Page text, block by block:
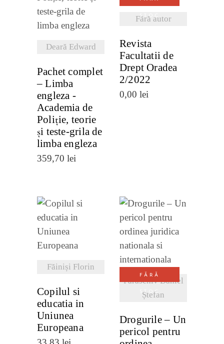
Deară Edward
DETALII
Pachet complet
– Limba
engleza -
Academia de
Poliție, teorie
și teste-grila de
limba engleza
359,70 lei
STOC
Fără autor
Revista
Facultatii de
Drept Oradea
2/2022
0,00 lei
Făiniși Florin
DETALII
Copilul si
educatia in
Uniunea
Europeana
FĂRĂ
STOC
Paraschiv Daniel
Ștefan
DETALII
Drogurile – Un
pericol pentru